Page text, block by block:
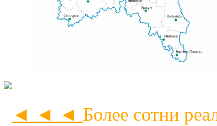
◄ ◄ ◄ Более сотни